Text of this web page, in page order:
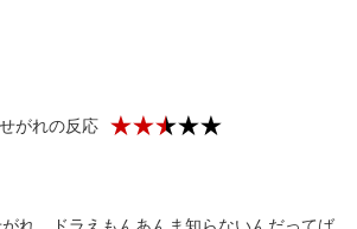
せがれの反応